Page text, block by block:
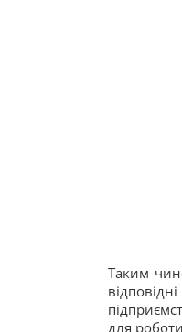
Таким
для